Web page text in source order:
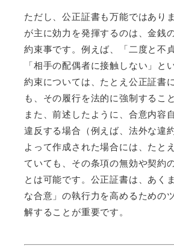
ただし、公正証書も万能ではあり
が主に効力を発揮するのは、金銭
約束事です。例えば、「二度と不
「相手の配偶者に接触しない」と
約束については、たとえ公正証書
も、その履行を法的に強制するこ
また、前述したように、合意内容
違反する場合（例えば、法外な違
よって作成された場合には、たと
ていても、その条項の無効や契約
とは可能です。公正証書は、あく
な合意」の執行力を高めるための
解することが重要です。